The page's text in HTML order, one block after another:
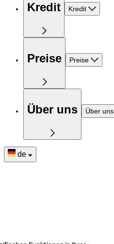
Kredit Kredit
Preise Preise
Über uns Über uns
de